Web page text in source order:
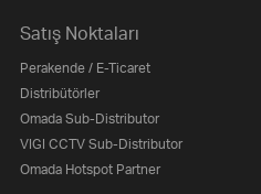
Satış Noktaları
Perakende / E-Ticaret
Distribütörler
Omada Sub-Distributor
VIGI CCTV Sub-Distributor
Omada Hotspot Partner